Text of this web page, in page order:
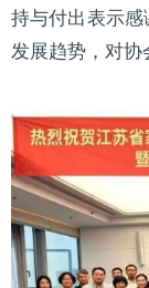
持与付出表示
发展趋势，对协